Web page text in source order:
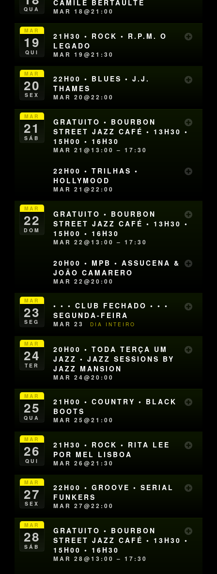
QUA
CAMILE BERTAULTE
MAR 18@21:00
MAR
19
QUI
21H30 • ROCK • R.P.M. O
LEGADO
MAR 19@21:30
MAR
20
SEX
22H00 • BLUES • J.J.
THAMES
MAR 20@22:00
MAR
21
SÁB
GRATUITO • BOURBON
STREET JAZZ CAFÉ • 13H30 •
15H00 • 16H30
MAR 21@13:00 – 17:30
22H00 • TRILHAS •
HOLLYMOOD
MAR 21@22:00
MAR
22
DOM
GRATUITO • BOURBON
STREET JAZZ CAFÉ • 13H30 •
15H00 • 16H30
MAR 22@13:00 – 17:30
20H00 • MPB • ASSUCENA &
JOÃO CAMARERO
MAR 22@20:00
MAR
23
SEG
• • • CLUB FECHADO • • •
SEGUNDA-FEIRA
MAR 23 DIA INTEIRO
MAR
24
TER
20H00 • TODA TERÇA UM
JAZZ • JAZZ SESSIONS BY
JAZZ MANSION
MAR 24@20:00
MAR
25
QUA
21H00 • COUNTRY • BLACK
BOOTS
MAR 25@21:00
MAR
26
QUI
21H30 • ROCK • RITA LEE
POR MEL LISBOA
MAR 26@21:30
MAR
27
SEX
22H00 • GROOVE • SERIAL
FUNKERS
MAR 27@22:00
MAR
28
SÁB
GRATUITO • BOURBON
STREET JAZZ CAFÉ • 13H30 •
15H00 • 16H30
MAR 28@13:00 – 17:30